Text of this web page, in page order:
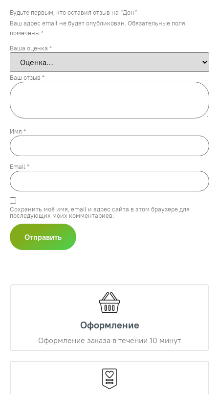
Будьте первым, кто оставил отзыв на “Дон”
Ваш адрес email не будет опубликован. Обязательные поля
помечены *
Ваша оценка *
Ваш отзыв *
Имя *
Email *
Сохранить моё имя, email и адрес сайта в этом браузере для
последующих моих комментариев.
Оформление
Оформление заказа в течении 10 минут